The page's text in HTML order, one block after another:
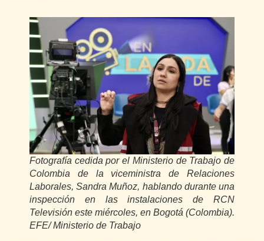
Fotografía cedida por el Ministerio de Trabajo de
Colombia de la viceministra de Relaciones
Laborales, Sandra Muñoz, hablando durante una
inspección en las instalaciones de RCN
Televisión este miércoles, en Bogotá (Colombia).
EFE/ Ministerio de Trabajo